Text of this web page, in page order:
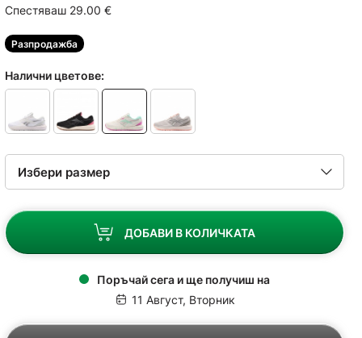
Спестяваш 29.00 €
Разпродажба
Налични цветове:
ДОБАВИ В КОЛИЧКАТА
Поръчай сега и ще получиш на
11 Август, Вторник